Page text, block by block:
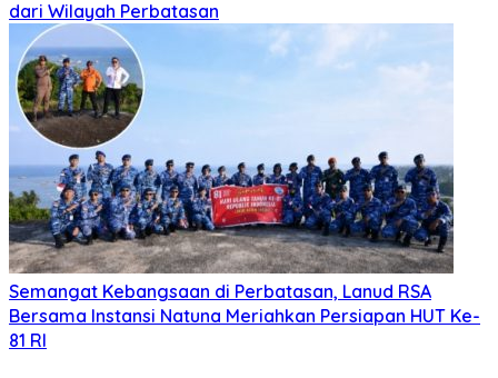
dari Wilayah Perbatasan
Semangat Kebangsaan di Perbatasan, Lanud RSA
Bersama Instansi Natuna Meriahkan Persiapan HUT Ke-
81 RI